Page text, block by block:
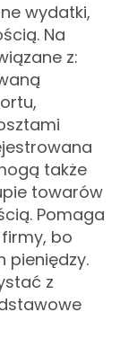
wydatki,
Na
z:
także
towarów
Pomaga
bo
pieniędzy.
z